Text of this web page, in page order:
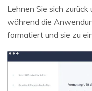
Lehnen Sie sich
während die
formatiert und sie zu